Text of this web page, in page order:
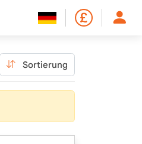
Sortierung